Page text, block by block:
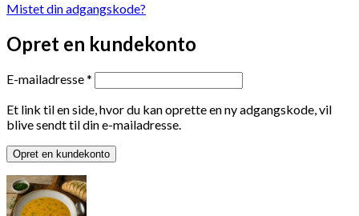
Mistet din adgangskode?
Opret en kundekonto
E-mailadresse*
Et link til en side, hvor du kan oprette en ny adgangskode, vil
blive sendt til din e-mailadresse.
Opret en kundekonto